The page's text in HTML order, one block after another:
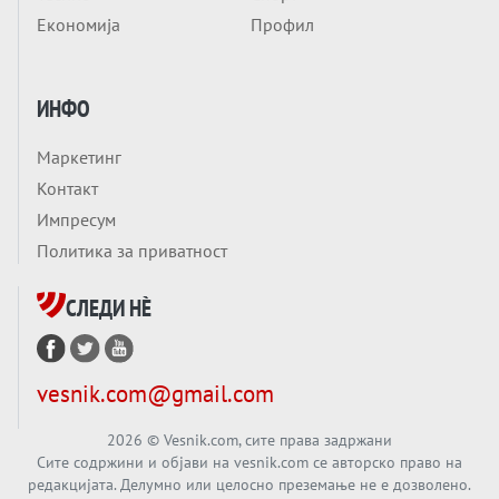
Заборавете ги премиерите, ОВА СЕ
ЛУЃЕТО ШТО РЕШАВААТ ЗА МИР, ВОЈНА,
европската уметност за уредување на
голем потрес?
Вечер тема
Што значи тоа за СТРАТЕШКИОТ ЈАЗИК
ВО СВЕТОТ?
Вечер тема
Економија
Профил
ИНФО
Маркетинг
Контакт
Импресум
Политика за приватност
СЛЕДИ НÈ
vesnik.com@gmail.com
2026 © Vesnik.com, сите права задржани
Сите содржини и објави на vesnik.com се авторско право на
редакцијата. Делумно или целосно преземање не е дозволено.